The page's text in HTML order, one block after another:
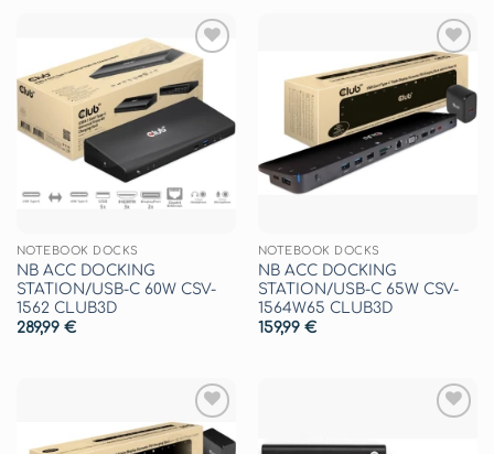
Aggiungi
alla lista
dei
desideri
NOTEBOOK DOCKS
NB ACC DOCKING
STATION/USB-C 60W CSV-
1562 CLUB3D
289,99 €
Aggiungi
alla lista
dei
desideri
NOTEBOOK DOCKS
NB ACC DOCKING
STATION/USB-C 65W CSV-
1564W65 CLUB3D
159,99 €
Aggiungi
alla lista